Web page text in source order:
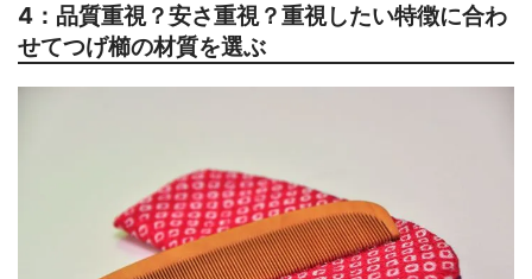
4：品質重視？安さ重視？重視したい特徴に合わ
せてつげ櫛の材質を選ぶ